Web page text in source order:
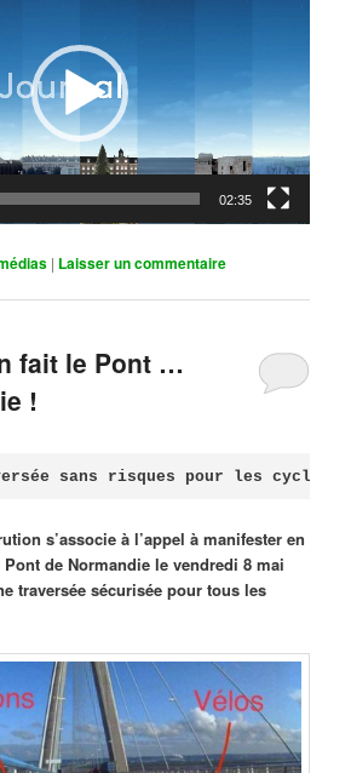
02:35
| Laisser un commentaire
fait le Pont …
!
sans risques pour les
s’associe à l’appel à manifester en
de Normandie le vendredi 8 mai
traversée sécurisée pour tous les